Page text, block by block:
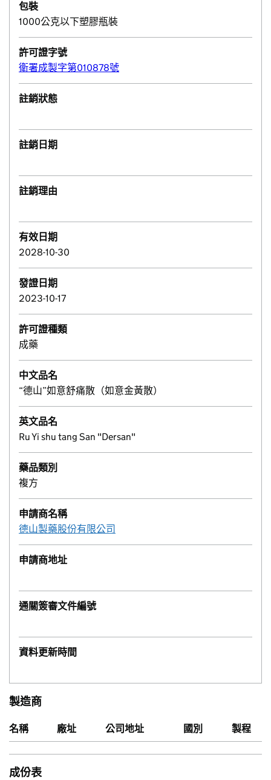
包裝
1000公克以下塑膠瓶裝
許可證字號
衛署成製字第010878號
註銷狀態
註銷日期
註銷理由
有效日期
2028-10-30
發證日期
2023-10-17
許可證種類
成藥
中文品名
“德山”如意舒痛散（如意金黃散）
英文品名
Ru Yi shu tang San "Dersan"
藥品類別
複方
申請商名稱
德山製藥股份有限公司
申請商地址
通關簽審文件編號
資料更新時間
製造商
名稱 廠址 公司地址 國別 製程
成份表